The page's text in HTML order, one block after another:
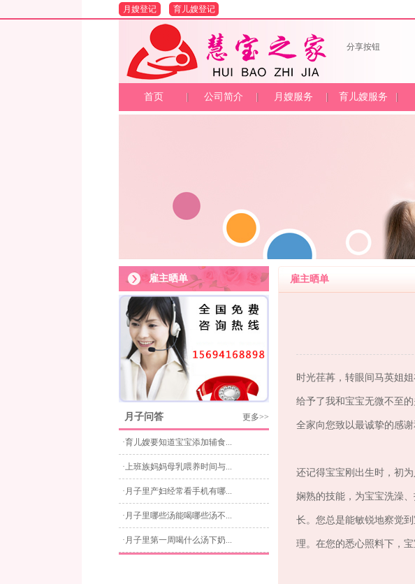
月嫂登记 育儿嫂登记
分享按钮
首页 公司简介 月嫂服务 育儿嫂服务
雇主晒单
更多>>
月子问答
·育儿嫂要知道宝宝添加辅食...
·上班族妈妈母乳喂养时间与...
·月子里产妇经常看手机有哪...
·月子里哪些汤能喝哪些汤不...
·月子里第一周喝什么汤下奶...
雇主晒单
时光荏苒，转眼间马英姐
给予了我和宝宝无微不至
全家向您致以最诚挚的感谢
还记得宝宝刚出生时，初
娴熟的技能，为宝宝洗澡
长。您总是能敏锐地察觉
理。在您的悉心照料下，